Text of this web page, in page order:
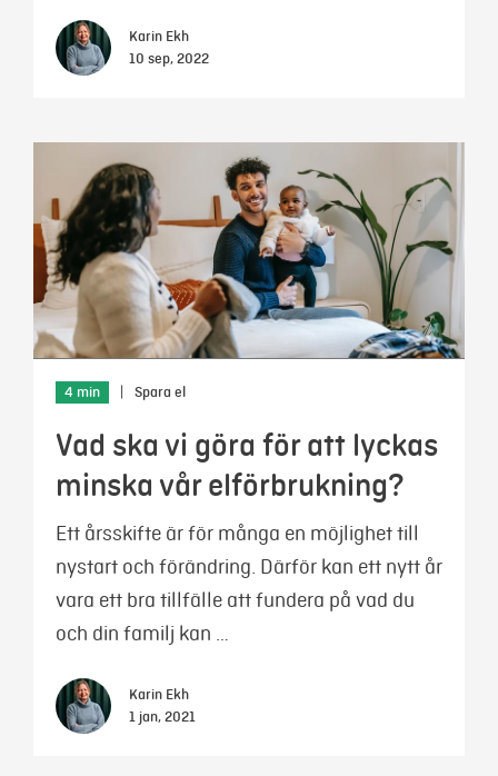
Karin Ekh
10 sep, 2022
4 min Spara el
Vad ska vi göra för att lyckas
minska vår elförbrukning?
Ett årsskifte är för många en möjlighet till
nystart och förändring. Därför kan ett nytt år
vara ett bra tillfälle att fundera på vad du
och din familj kan …
Karin Ekh
1 jan, 2021